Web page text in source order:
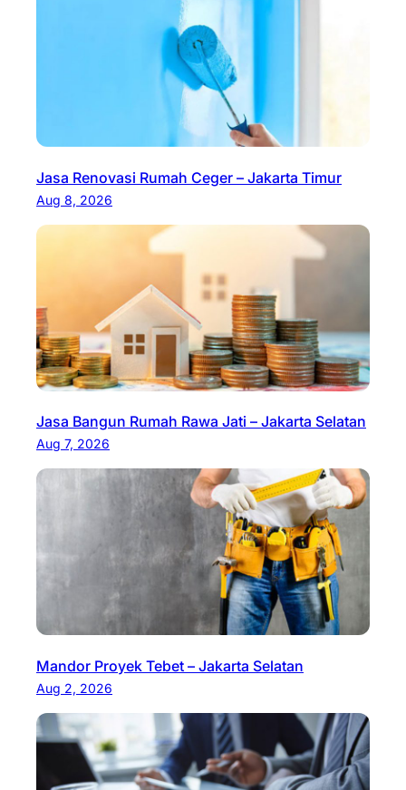
Jasa Renovasi Rumah Ceger – Jakarta Timur
Aug 8, 2026
Jasa Bangun Rumah Rawa Jati – Jakarta Selatan
Aug 7, 2026
Mandor Proyek Tebet – Jakarta Selatan
Aug 2, 2026